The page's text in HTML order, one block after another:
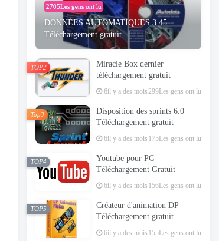
2705Les gens ont lu
DONNÉES AUTOMATIQUES 3.45
Téléchargement gratuit
Miracle Box dernier
téléchargement gratuit
6il y a des mois 299Les gens ont lu
TOP2
Disposition des sprints 6.0
Téléchargement gratuit
6il y a des mois 175Les gens ont lu
Top3
Youtube pour PC
Téléchargement Gratuit
6il y a des mois 156Les gens ont lu
TOP4
Créateur d'animation DP
Téléchargement gratuit
6il y a des mois 155Les gens ont lu
TOP5